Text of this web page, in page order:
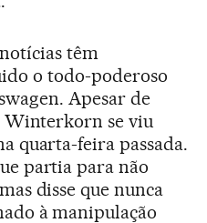
têm
o todo-poderoso
Apesar de
Winterkorn se viu
quarta-feira passada.
partia para não
disse que nunca
à manipulação